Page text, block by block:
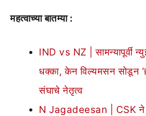
महत्वाच्या बातम्या :
IND vs NZ | सामन्यापूर्वी
धक्का, केन विल्यमसन सोडून
संघाचे नेतृत्व
N Jagadeesan | CSK ने